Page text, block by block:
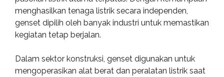
menghasilkan tenaga listrik secara independen,
genset dipilih oleh banyak industri untuk memastikan
kegiatan tetap berjalan.
Dalam sektor konstruksi, genset digunakan untuk
mengoperasikan alat berat dan peralatan listrik saat